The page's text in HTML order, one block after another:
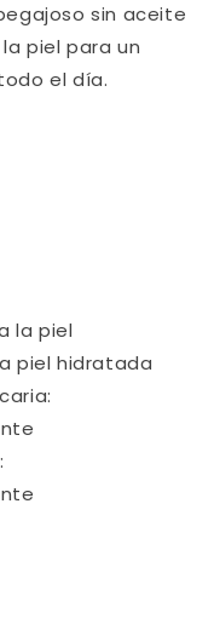
sin aceite
piel para un
el día.
la piel
piel hidratada